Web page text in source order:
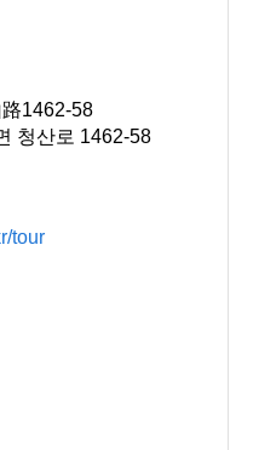
1462-58
청산로 1462-58
tour